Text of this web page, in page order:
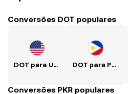
Conversões DOT populares
DOT para USD DOT para PHP
Conversões PKR populares